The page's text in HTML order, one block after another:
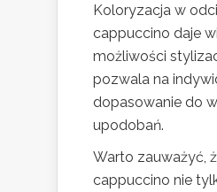
Koloryzacja w
cappuccino daje
możliwości
pozwala na
dopasowanie do
upodobań.
Warto zauważyć,
cappuccino nie